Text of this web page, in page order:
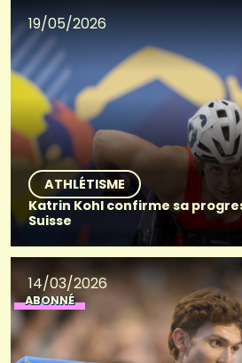
19/05/2026
ATHLÉTISME
Katrin Kohl confirme sa
Suisse
14/03/2026
ABONNÉ